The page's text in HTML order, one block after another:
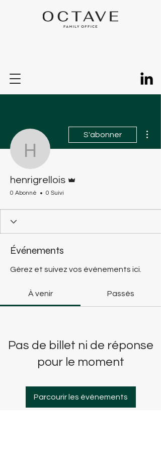
henrigrellois
S'abonner
henrigrellois
0 Abonné 0 Suivi
Événements
Gérez et suivez vos événements ici.
À venir Passés
Pas de billet ni de réponse
pour le moment
Parcourir les événements